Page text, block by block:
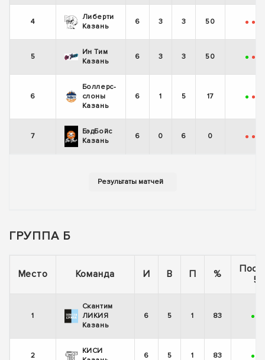
4
Либерти
Казань
6 3 3 50 - -
5
Ин Тим
Казань
6 3 3 50 + -
6
Боллерс-
слоны
Казань
6 1 5 17 + -
7
БэдБойс
Казань
6 0 6 0 - -
ГРУППА Б
Место Команда И В П %
5
1
Скантим
ЛИКИЯ
Казань
6 5 1 83 +
2
КИСИ
6 5 1 83